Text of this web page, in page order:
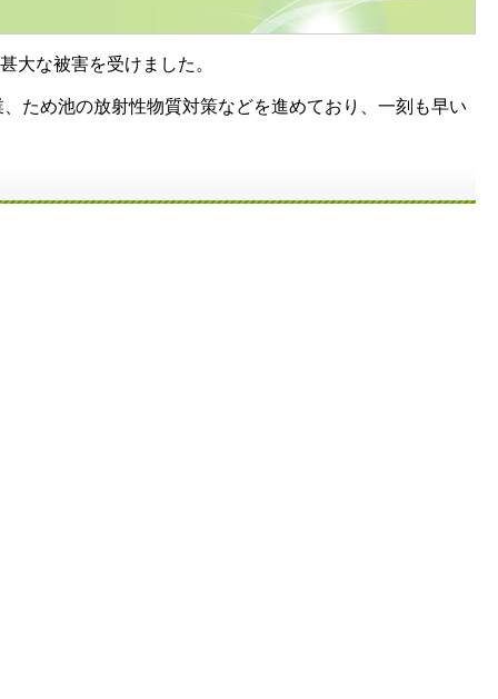
大な被害を受けました。
ため池の放射性物質対策などを進めており、一刻も早い